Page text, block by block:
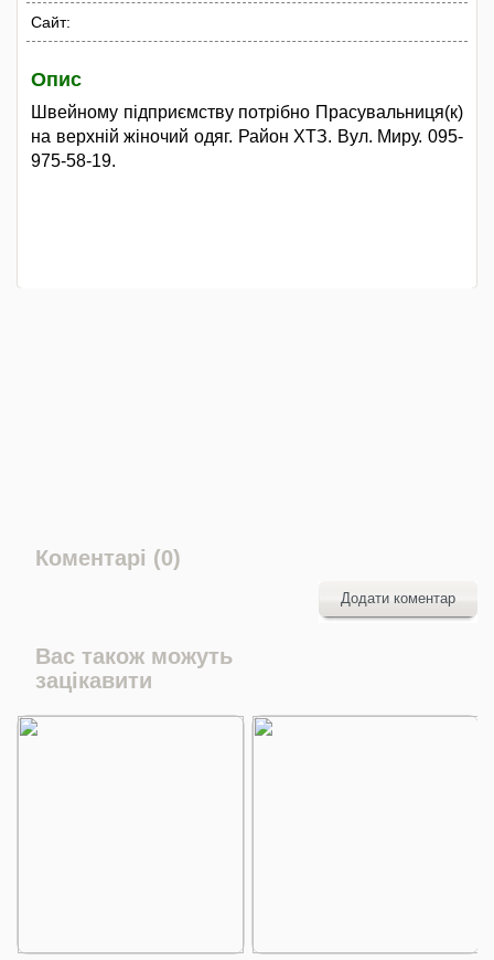
Сайт:
Опис
Швейному підприємству потрібно Прасувальниця(к)
на верхній жіночий одяг. Район ХТЗ. Вул. Миру. 095-
975-58-19.
Коментарі (0)
Додати коментар
Вас також можуть
зацікавити